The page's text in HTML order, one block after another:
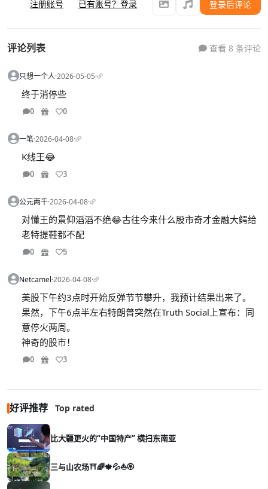
注册账号 已有账号？登录 登录后评论
评论列表 查看 8 条评论
只想一个人·2026-05-05·
终于消停些
0 0
一笔·2026-04-08·
K线王😂
0 3
公元两千·2026-04-08·
对懂王的景仰滔滔不绝😂古往今来什么股市奇才金融大鳄给
老特提鞋都不配
0 5
Netcamel·2026-04-08·
美股下午约3点时开始反弹节节攀升，我预计结果出来了。
果然，下午6点半左右特朗普突然在Truth Social上宣布：同
意停火两周。
神奇的股市！
0 3
好评推荐 Top rated
比大疆更火的“中国特产” 横扫东南亚
三与山农场⛩️🌈🍁💦⛵🏵️